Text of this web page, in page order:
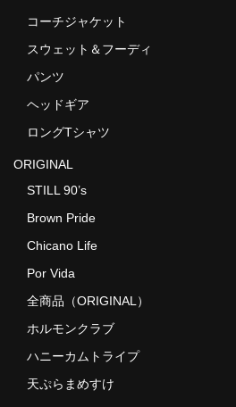
コーチジャケット
スウェット＆フーディ
パンツ
ヘッドギア
ロングTシャツ
ORIGINAL
STILL 90’s
Brown Pride
Chicano Life
Por Vida
全商品（ORIGINAL）
ホルモンクラブ
ハニーカムトライプ
天ぷらまめすけ